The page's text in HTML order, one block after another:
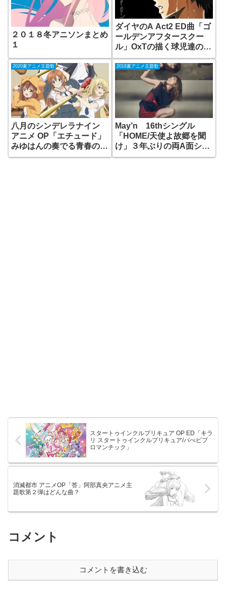
２０１８冬アニソンまとめ
１
ダイヤのA Act2 ED曲「ゴ
ールデンアフタースクー
ル」OxTの描く球児達の青
春模様！
2020夏アニメ主題歌
八月のシンデレラナイン
アニメ OP「エチュード」
みゆはんの奏でる青春の音
色！
2018夏アニメ主題歌
May’n 16thシングル
「HOME/天使よ故郷を聞
け」３年ぶりの両A面シン
グル！！
スタートゥインクルプリキュア OP ED「キラ
リ スタートゥインクルプリキュア/パぺピプ
ロマンチック」
消滅都市 アニメOP「答」阿部真央アニメ主
題歌第２弾はどんな曲？
コメント
コメントを書き込む